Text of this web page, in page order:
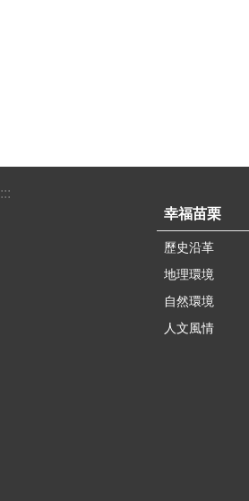
:::
幸福苗栗
歷史沿革
地理環境
自然環境
人文風情